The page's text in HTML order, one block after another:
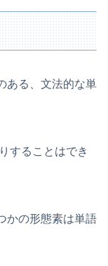
ある、文法的な単
することはでき
かの形態素は単語